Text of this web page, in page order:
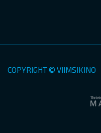
COPYRIGHT © VIIMSIKINO